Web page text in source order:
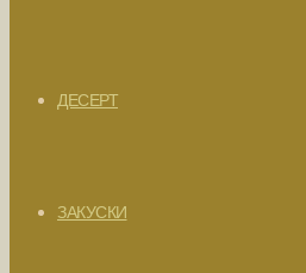
ДЕСЕРТ
ЗАКУСКИ